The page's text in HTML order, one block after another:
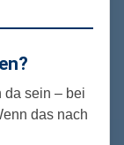
da sein – bei
das nach